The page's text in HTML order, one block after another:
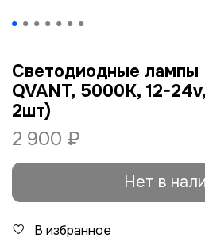
Светодиодные лампы
QVANT, 5000K, 12-
2шт)
2 900 ₽
Нет в
В избранное